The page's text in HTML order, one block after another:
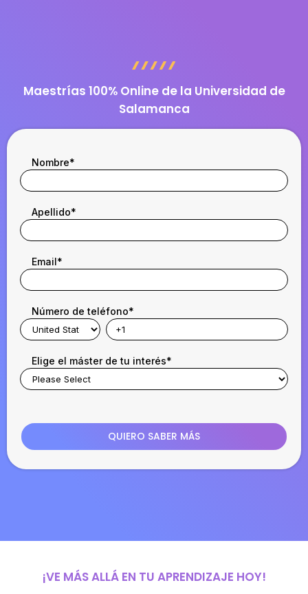
Maestrías 100% Online de la Universidad de
Salamanca
Nombre*
Apellido*
Email*
Número de teléfono*
Elige el máster de tu interés*
¡VE MÁS ALLÁ EN TU APRENDIZAJE HOY!